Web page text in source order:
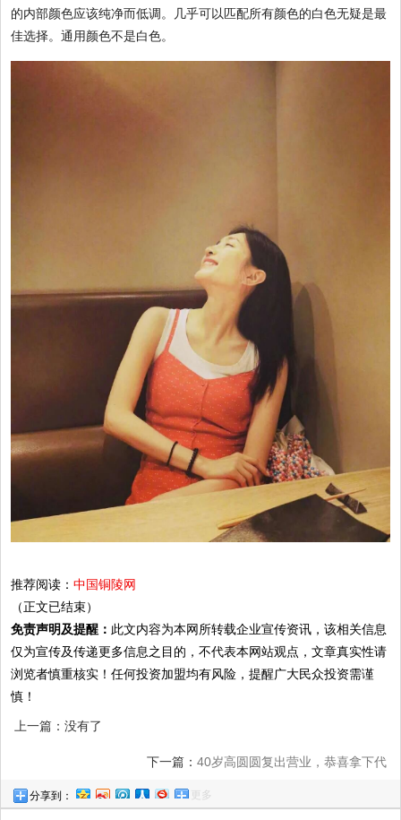
的内部颜色应该纯净而低调。几乎可以匹配所有颜色的白色无疑是最
佳选择。通用颜色不是白色。
推荐阅读：中国铜陵网
（正文已结束）
免责声明及提醒： 此文内容为本网所转载企业宣传资讯，该相关信息
仅为宣传及传递更多信息之目的，不代表本网站观点，文章真实性请
浏览者慎重核实！任何投资加盟均有风险，提醒广大民众投资需谨
慎！
上一篇：没有了
下一篇： 40岁高圆圆复出营业，恭喜拿下代
分享到： 更多